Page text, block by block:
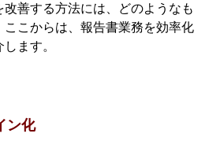
善する方法には、どのようなも
こからは、報告書業務を効率化
ます。
ン化